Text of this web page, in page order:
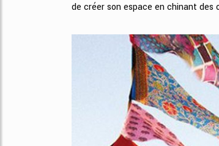
de créer son espace en chinant des